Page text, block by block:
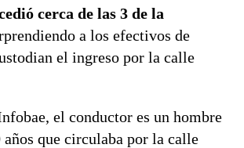
cerca de las 3 de la
a los efectivos de
el ingreso por la calle
el conductor es un hombre
años que circulaba por la calle